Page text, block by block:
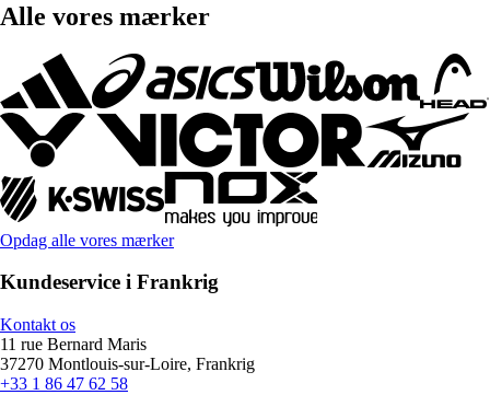
Alle vores mærker
Opdag alle vores mærker
Kundeservice i Frankrig
Kontakt os
11 rue Bernard Maris
37270 Montlouis-sur-Loire, Frankrig
+33 1 86 47 62 58